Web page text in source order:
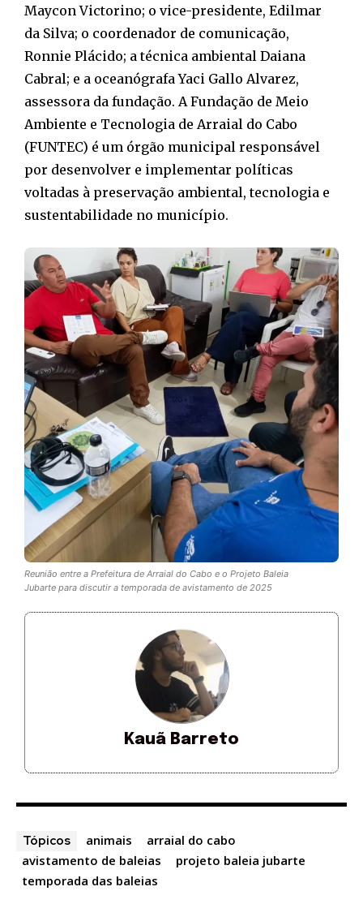
Maycon Victorino; o vice-presidente, Edilmar
da Silva; o coordenador de comunicação,
Ronnie Plácido; a técnica ambiental Daiana
Cabral; e a oceanógrafa Yaci Gallo Alvarez,
assessora da fundação. A Fundação de Meio
Ambiente e Tecnologia de Arraial do Cabo
(FUNTEC) é um órgão municipal responsável
por desenvolver e implementar políticas
voltadas à preservação ambiental, tecnologia e
sustentabilidade no município.
Reunião entre a Prefeitura de Arraial do Cabo e o Projeto Baleia
Jubarte para discutir a temporada de avistamento de 2025
Kauã Barreto
Tópicos animais
arraial do cabo
avistamento de baleias
projeto baleia jubarte
temporada das baleias